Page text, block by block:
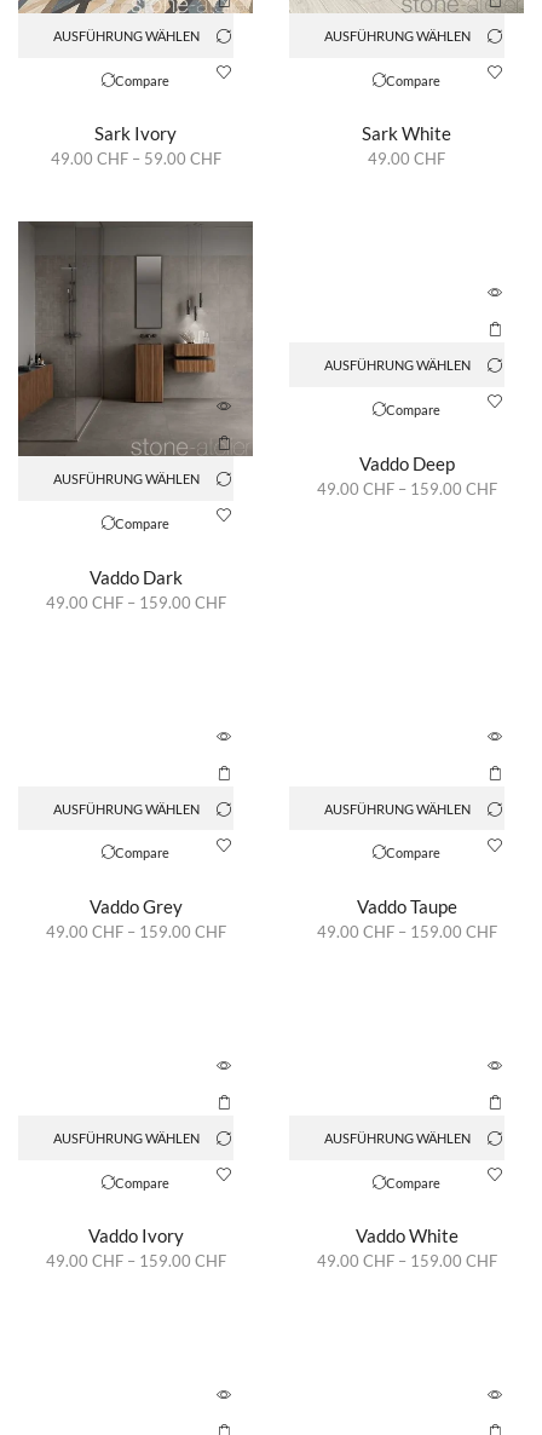
AUSFÜHRUNG WÄHLEN
Compare
Sark Ivory
49.00 CHF– 59.00 CHF
AUSFÜHRUNG WÄHLEN
Compare
Sark White
49.00 CHF
AUSFÜHRUNG WÄHLEN
Compare
Vaddo Dark
49.00 CHF– 159.00 CHF
AUSFÜHRUNG WÄHLEN
Compare
Vaddo Deep
49.00 CHF– 159.00 CHF
AUSFÜHRUNG WÄHLEN
Compare
Vaddo Grey
49.00 CHF– 159.00 CHF
AUSFÜHRUNG WÄHLEN
Compare
Vaddo Taupe
49.00 CHF– 159.00 CHF
AUSFÜHRUNG WÄHLEN
Compare
Vaddo Ivory
49.00 CHF– 159.00 CHF
AUSFÜHRUNG WÄHLEN
Compare
Vaddo White
49.00 CHF– 159.00 CHF